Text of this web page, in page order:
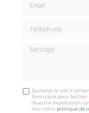
Message
J'autorise ce site à
formulaire pour faciliter
(Aucune exploitation
Voir notre politique de